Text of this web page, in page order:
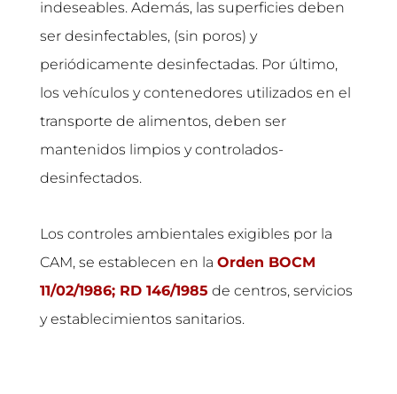
indeseables. Además, las superficies deben
ser desinfectables, (sin poros) y
periódicamente desinfectadas. Por último,
los vehículos y contenedores utilizados en el
transporte de alimentos, deben ser
mantenidos limpios y controlados-
desinfectados.
Los controles ambientales exigibles por la
CAM, se establecen en la Orden BOCM
11/02/1986; RD 146/1985 de centros, servicios
y establecimientos sanitarios.